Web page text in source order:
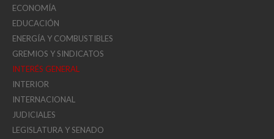
ECONOMÍA
EDUCACIÓN
ENERGÍA Y COMBUSTIBLES
GREMIOS Y SINDICATOS
INTERÉS GENERAL
INTERIOR
INTERNACIONAL
JUDICIALES
LEGISLATURA Y SENADO